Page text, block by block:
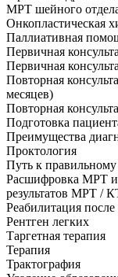
МРТ шейного
Онкопластическая
Паллиативная
Первичная
Первичная
Повторная
месяцев)
Повторная
Подготовка
Преимущества
Проктология
Путь к
Расшифровка МРТ и
результатов МРТ /
Реабилитация
Рентген легких
Таргетная терапия
Терапия
Трактография